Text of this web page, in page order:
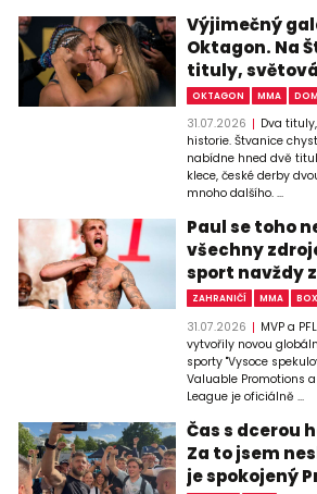
Výjimečný
Oktagon. Na
tituly,
OKTAGON MMA
31.07.2026
Dva
historie. Štvanice
nabídne hned dvě
klece, české derby
mnoho dalšího. ...
Paul se toho
všechny
sport navždy
ZAHRANIČÍ MMA BOX
31.07.2026
MVP a
vytvořily novou
sporty "Vysoce
Valuable Promotions
League je oficiálně ...
Čas s dcerou
Za to jsem
je spokojený